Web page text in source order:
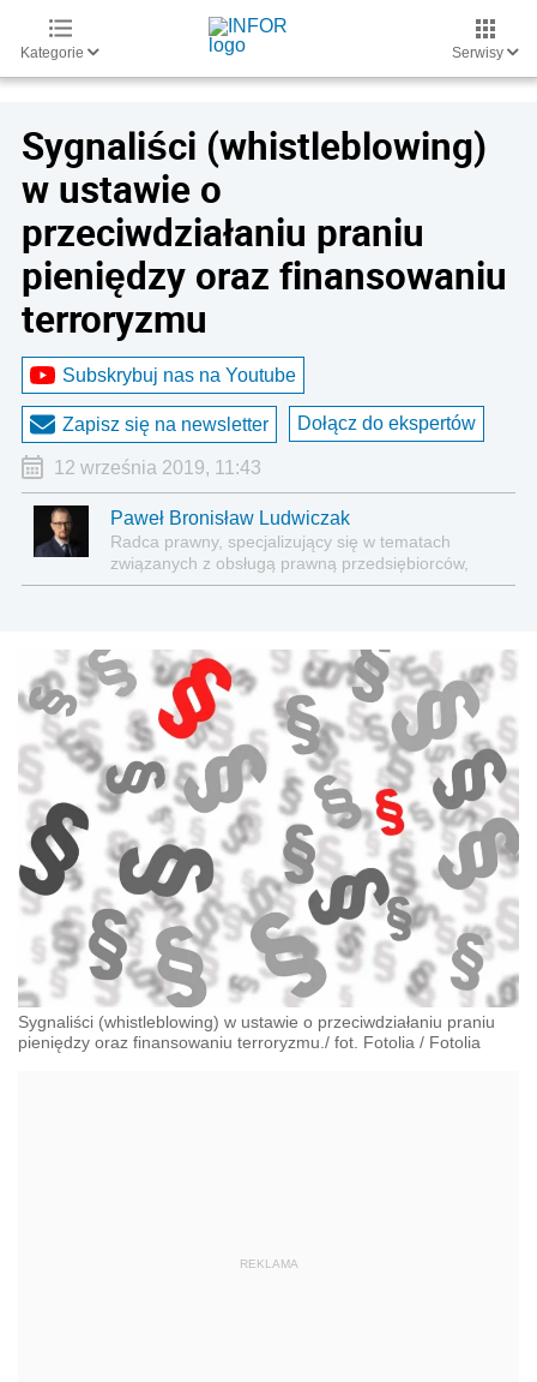
Kategorie Serwisy
Sygnaliści (whistleblowing)
w ustawie o
przeciwdziałaniu praniu
pieniędzy oraz finansowaniu
terroryzmu
Subskrybuj nas na Youtube
Zapisz się na newsletter Dołącz do ekspertów
12 września 2019, 11:43
Paweł Bronisław Ludwiczak
Radca prawny, specjalizujący się w tematach
związanych z obsługą prawną przedsiębiorców,
prawem korporacyjnym, zamówieniami in house,
Sygnaliści (whistleblowing) w ustawie o przeciwdziałaniu praniu
pieniędzy oraz finansowaniu terroryzmu./ fot. Fotolia / Fotolia